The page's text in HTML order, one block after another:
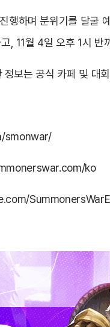
하며 분위기를 달굴
, 11월 4일 오후 1시
보는 공식 카페 및 대
smonwar/
ko